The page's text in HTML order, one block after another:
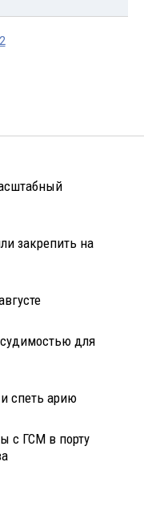
закрепить на
для
спеть арию
с ГСМ в порту